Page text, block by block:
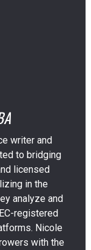
writer and
to bridging
licensed
in the
analyze and
registered
Nicole
with the